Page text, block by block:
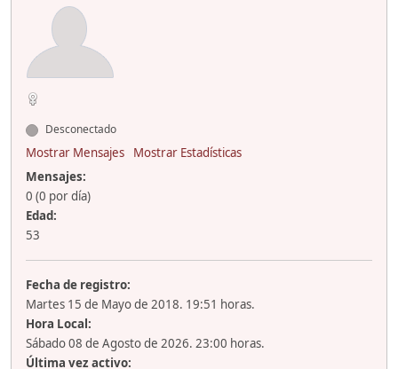
Desconectado
Mostrar Mensajes
Mostrar Estadísticas
Mensajes:
0 (0 por día)
Edad:
53
Fecha de registro:
Martes 15 de Mayo de 2018. 19:51 horas.
Hora Local:
Sábado 08 de Agosto de 2026. 23:00 horas.
Última vez activo: